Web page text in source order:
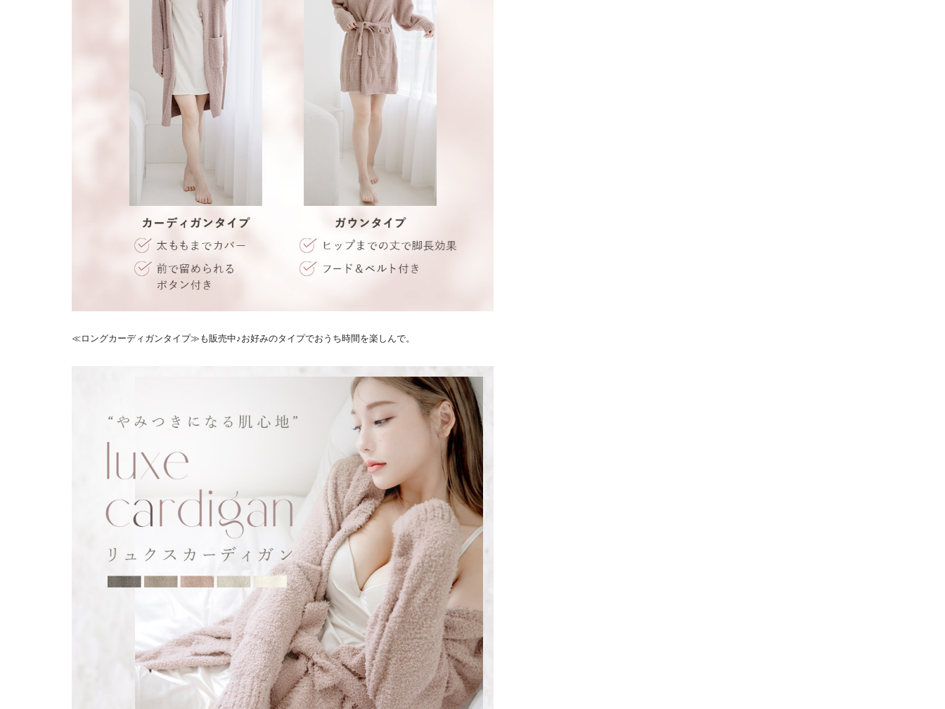
≪ロングカーディガンタイプ≫ も販売中♪お好みのタイプでおうち時間を楽しんで。